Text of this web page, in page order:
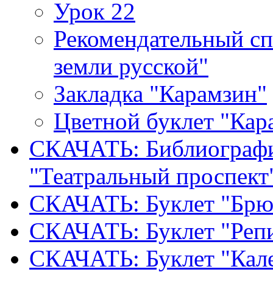
Урок 22
Рекомендательный
земли русской"
Закладка "Карамзин"
Цветной буклет
СКАЧАТЬ:
"Театральный
СКАЧАТЬ: Буклет
СКАЧАТЬ: Буклет
СКАЧАТЬ: Буклет